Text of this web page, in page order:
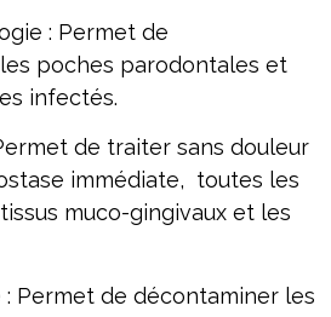
: Permet de
poches parodontales et
infectés.
de traiter sans douleur
immédiate, toutes les
muco-gingivaux et les
: Permet de décontaminer les